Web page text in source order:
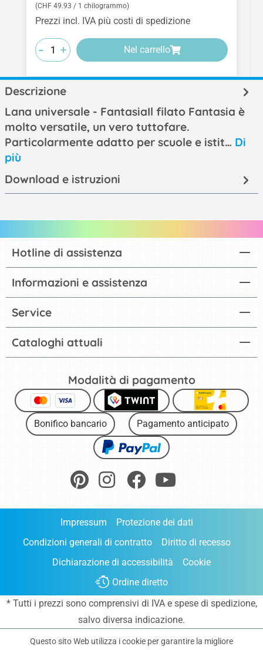
(CHF 49.93 / 1 chilogrammo)
Prezzi incl. IVA più costi di spedizione
-
-
- +
+
+ Nel carrello
Descrizione
Lana universale - FantasiaIl filato Fantasia è
molto versatile, un vero tuttofare.
Particolarmente adatto per scuole e istit… Di
più
Download e istruzioni
Cataloghi attuali
Hotline di assistenza
Informazioni e assistenza
Service
Modalità di pagamento
Bonifico bancario Pagamento anticipato
Impressum
Protezione dei dati
Condizioni generali di contratto
Diritto di recesso
Dichiarazione di accessibilità
Cookie
Ordine diretto
* Tutti i prezzi sono comprensivi di IVA e spese di spedizione,
salvo diversa indicazione.
Questo sito Web utilizza i cookie per garantire la migliore